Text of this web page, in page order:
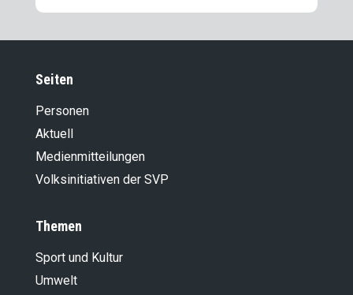
Grenzausgleich bei der Einfuhr von
Umsetzung der parlamentarischen
05.02.2026
05.12.2025
25.404 n Pa. Iv. WBK-N. Indirekter
Gegenentwurf zur Stopfleber-Initiative
21.11.2025
13.11.2025
weniger Beton und mehr Natur
15.10.2025
Seiten
Personen
Aktuell
Medienmitteilungen
Volksinitiativen der SVP
Themen
Sport und Kultur
Umwelt